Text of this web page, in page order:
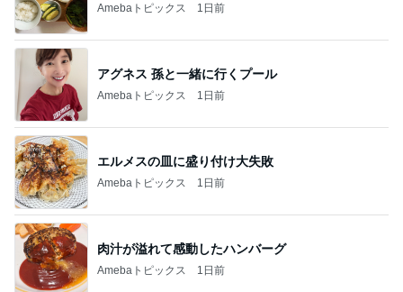
Amebaトピックス 1日前
アグネス 孫と一緒に行くプール
Amebaトピックス 1日前
エルメスの皿に盛り付け大失敗
Amebaトピックス 1日前
肉汁が溢れて感動したハンバーグ
Amebaトピックス 1日前